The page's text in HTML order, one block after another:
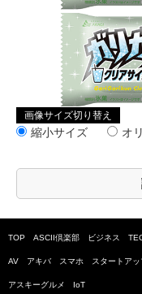
画像サイズ切り替え
縮小サイズ オ
TOP ASCII倶楽部 ビジネス
AV アキバ スマホ スタートアッ
アスキーグルメ IoT